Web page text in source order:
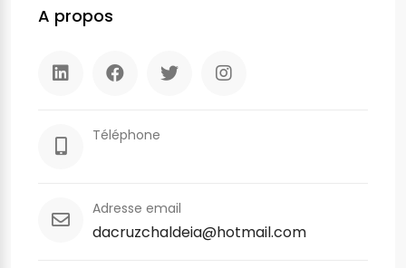
A propos
Téléphone
Adresse email
dacruzchaldeia@hotmail.com